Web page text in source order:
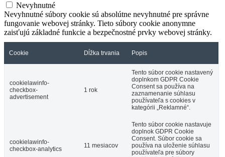
Nevyhnutné
Nevyhnutné súbory cookie sú absolútne nevyhnutné pre správne
fungovanie webovej stránky. Tieto súbory cookie anonymne
zaisťujú základné funkcie a bezpečnostné prvky webovej stránky.
Cookie Dĺžka trvania Popis
cookielawinfo-
checkbox-
advertisement
1 rok
Tento súbor cookie nastavený
doplnkom GDPR Cookie
Consent sa používa na
zaznamenanie súhlasu
používateľa s cookies v
kategórii „Reklamné“.
cookielawinfo-
checkbox-analytics
11 mesiacov
Tento súbor cookie nastavuje
doplnok GDPR Cookie
Consent. Súbor cookie sa
používa na uloženie súhlasu
používateľa pre súbory